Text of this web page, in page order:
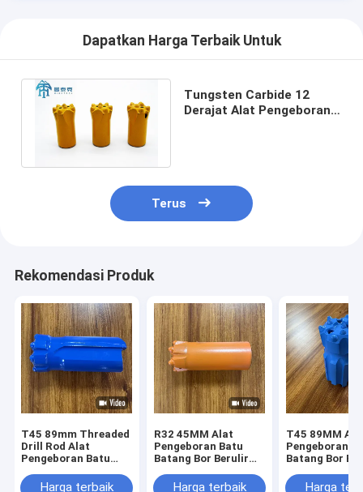
Dapatkan Harga Terbaik Untuk
Tungsten Carbide 12
Derajat Alat Pengeboran
Terus
Rekomendasi Produk
T45 89mm Threaded
Drill Rod Alat
Pengeboran Batu
Tunneling Tambang
Harga terbaik
R32 45MM Alat
Pengeboran Batu
Batang Bor Berulir
Lereng Jalan Raya
Harga terbaik
T45 89MM
Pengeboran
Batang Bor
Lereng Jalan
Harga